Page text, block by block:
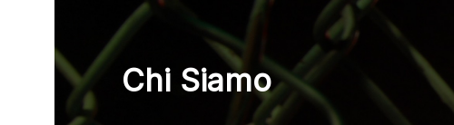
Chi Siamo